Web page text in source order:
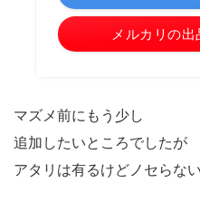
メルカリの
マズメ前にもう少し
追加したいところでしたが
アタリは有るけどノセらな